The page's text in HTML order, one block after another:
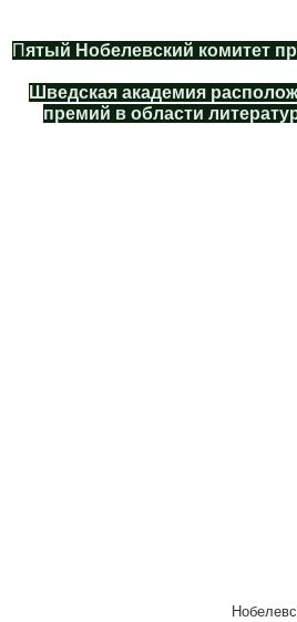
Пятый Нобелевский комитет
Шведская академия
премий в области